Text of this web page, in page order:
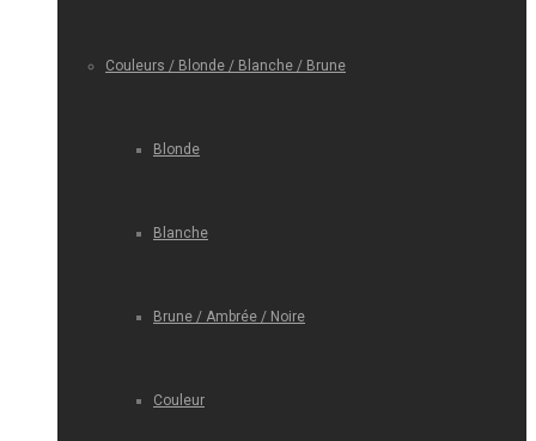
Couleurs / Blonde / Blanche / Brune
Blonde
Blanche
Brune / Ambrée / Noire
Couleur